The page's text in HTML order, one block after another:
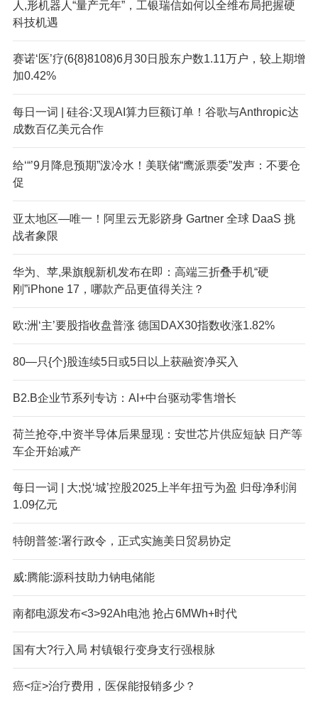
人,形机器人“量产元年”，工银瑞信如何以全维布局把握硬
科技机遇
赛诺‘医’疗(6{8}8108)6月30日股东户数1.11万户，较上期增
加0.42%
每日一词 | 硅谷:又现AI算力巨额订单！谷歌与Anthropic达
成数百亿美元合作
给‘“’9月降息预期”泼冷水！美联储“鹰派票委”发声：不要仓
促
亚太地区—唯一！阿里云无影跻身 Gartner 全球 DaaS 挑
战者象限
华为、苹,果旗舰新机发布在即：高端三折叠手机“硬
刚”iPhone 17，哪款产品更值得关注？
欧:洲‘主’要股指收盘普涨 德国DAX30指数收涨1.82%
80—只{个}股连续5日或5日以上获融资净买入
B2.B企业节系列专访：AI+中台驱动零售增长
荷兰抢夺,中资半导体后果显现：安世芯片供应短缺 日产等
车企开始减产
每日一词 | 大;悦‘城’控股2025上半年扭亏为盈 归母净利润
1.09亿元
特朗普签:署行政令，正式实施美日贸易协定
威:腾能:源科技助力钠电储能
南都电源发布<3>92Ah电池 抢占6MWh+时代
国有大?行入局 村镇银行变身支行强根脉
癌<症>治疗费用，医保能报销多少？